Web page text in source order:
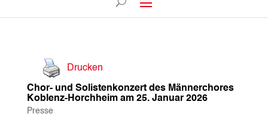
Drucken
Chor- und Solistenkonzert des Männerchores
Koblenz-Horchheim am 25. Januar 2026
Presse